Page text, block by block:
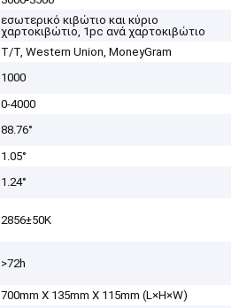
εσωτερικό κιβώτιο και κύριο
χαρτοκιβώτιο, 1pc ανά χαρτοκιβώτιο
T/T, Western Union, MoneyGram
1000
0-4000
88.76°
1.05°
1.24°
2856±50K
>72h
700mm X 135mm X 115mm (L×H×W)